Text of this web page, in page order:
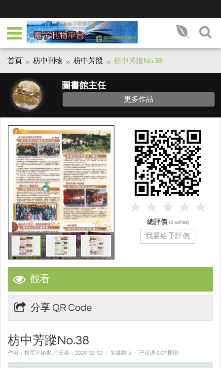
首頁 枋中刊物 枋中芳蹤 枋中芳蹤No.38
圖書館主任
更多作品
觀看
分享 QR Code
枋中芳蹤No.38
作者：校長室秘書 ╱ 日期：2026-02-02 ╱ 多媒體版 ╱ 已保護 0.07 棵樹
總評價 (0 votes)
我要给予評價